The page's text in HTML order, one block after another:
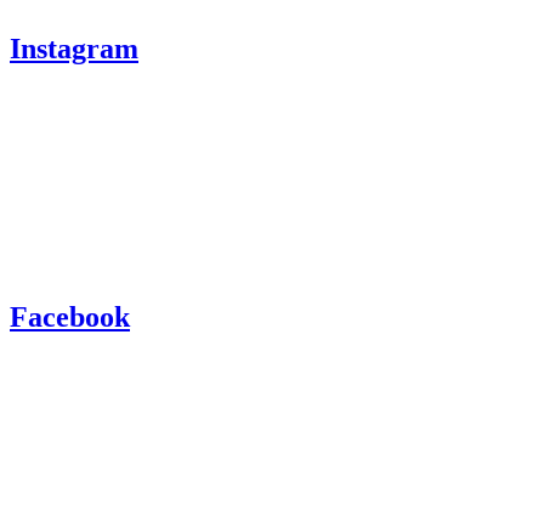
Instagram
Facebook